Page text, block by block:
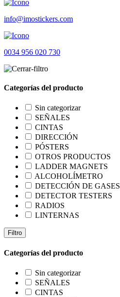
info@imostickers.com
0034 956 020 730
Categorías del producto
Sin categorizar
SEÑALES
CINTAS
DIRECCIÓN
PÓSTERS
OTROS PRODUCTOS
LADDER MAGNETS
ALCOHOLÍMETRO
DETECCIÓN DE GASES
DETECTOR TESTERS
RADIOS
LINTERNAS
Filtro
Categorías del producto
Sin categorizar
SEÑALES
CINTAS